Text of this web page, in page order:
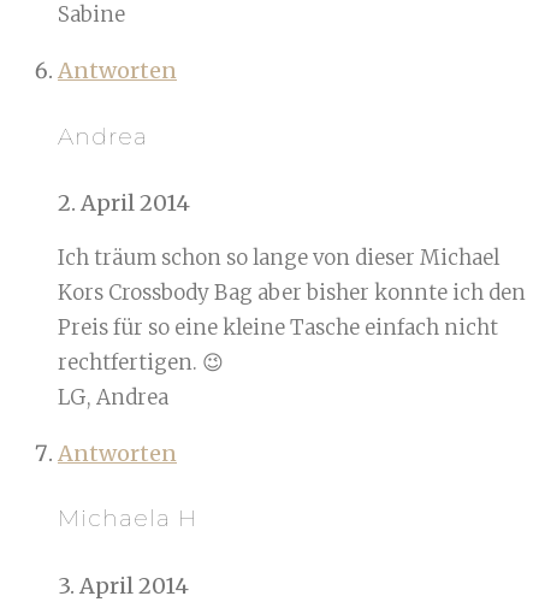
Sabine
Antworten
Andrea
2. April 2014
Ich träum schon so lange von dieser Michael
Kors Crossbody Bag aber bisher konnte ich den
Preis für so eine kleine Tasche einfach nicht
rechtfertigen. 😉
LG, Andrea
Antworten
Michaela H
3. April 2014